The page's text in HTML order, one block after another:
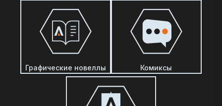
Графические новеллы Комиксы